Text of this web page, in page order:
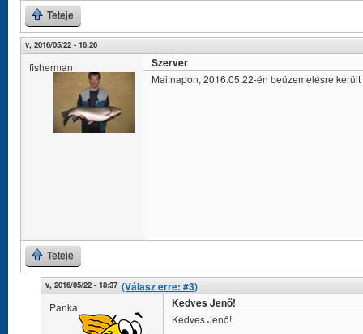
Teteje
v, 2016/05/22 - 16:26
fisherman Szerver
Mai napon, 2016.05.22-én beüzemelésre
Teteje
v, 2016/05/22 - 18:37 (Válasz erre: #3)
Panka Kedves Jenő!
Kedves Jenő!